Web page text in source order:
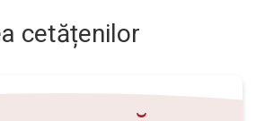
cetățenilor